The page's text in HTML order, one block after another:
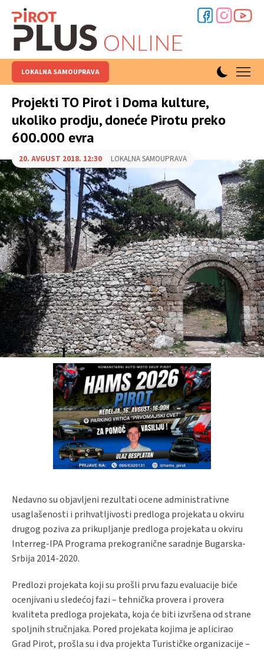
LOKALNA SAMOUPRAVA
Projekti TO Pirot i Doma kulture,
ukoliko prodju, doneće Pirotu preko
600.000 evra
20. AVGUST 2018. 12:30 LOKALNA SAMOUPRAVA
Nedavno su objavljeni rezultati ocene administrativne
usaglašenosti i prihvatljivosti predloga projekata u okviru
drugog poziva za prikupljanje predloga projekata u okviru
Interreg-IPA Programa prekogranične saradnje Bugarska-
Srbija 2014-2020.
Predlozi projekata koji su prošli prvu fazu evaluacije biće
ocenjivani u sledećoj fazi – tehnička provera i provera
kvaliteta predloga projekata, koja će biti izvršena od strane
spoljnih stručnjaka. Pored projekata kojima je aplicirao
Grad Pirot, prošla su i dva projekta Turističke organizacije –